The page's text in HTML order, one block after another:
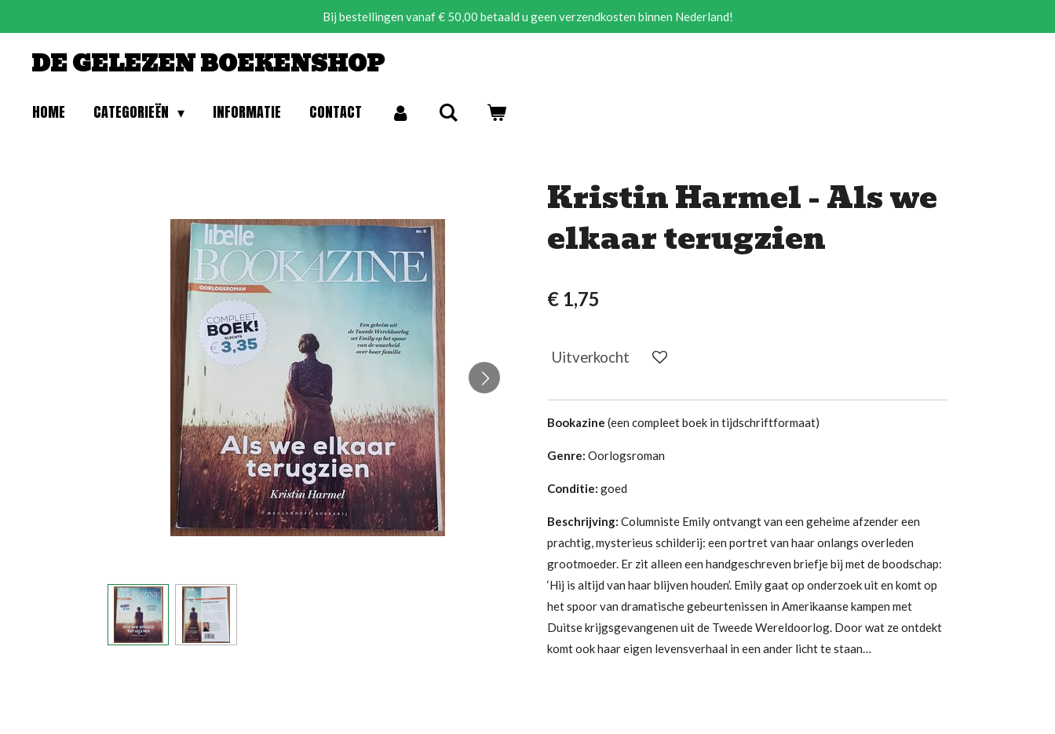
Bij bestellingen vanaf € 50,00 betaald u geen verzendkosten binnen Nederland!
DE GELEZEN BOEKENSHOP
HOME CATEGORIEËN INFORMATIE CONTACT
Kristin Harmel - Als we
elkaar terugzien
€ 1,75
Uitverkocht
Bookazine (een compleet boek in tijdschriftformaat)
Genre: Oorlogsroman
Conditie: goed
Beschrijving: Columniste Emily ontvangt van een geheime afzender een
prachtig, mysterieus schilderij: een portret van haar onlangs overleden
grootmoeder. Er zit alleen een handgeschreven briefje bij met de boodschap:
‘Hij is altijd van haar blijven houden’. Emily gaat op onderzoek uit en komt op
het spoor van dramatische gebeurtenissen in Amerikaanse kampen met
Duitse krijgsgevangenen uit de Tweede Wereldoorlog. Door wat ze ontdekt
komt ook haar eigen levensverhaal in een ander licht te staan…